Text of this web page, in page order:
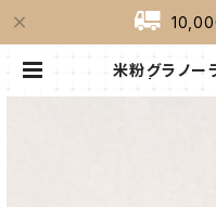
米粉グラノー